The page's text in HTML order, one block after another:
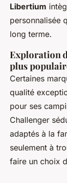
Libertium
personnalisée
long terme.
Exploration
plus
Certaines
qualité
pour ses
Challenger
adaptés à la
seulement à
faire un choix